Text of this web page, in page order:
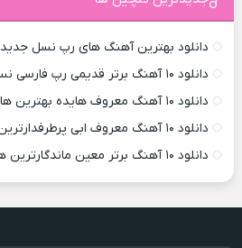
دانلود بهترین آهنگ های رپ نسل جدید
دانلود ۱۰ آهنگ برتر قدیمی رپ فارسی نسل ۱ و ۲
دانلود ۱۰ آهنگ معروف هایده بهترین ها تکی و یکجا
دانلود ۱۰ آهنگ معروف ابی پرطرفدارترین ها (فول آلبوم)
دانلود ۱۰ آهنگ برتر معین ماندگارترین ها فول آلبوم